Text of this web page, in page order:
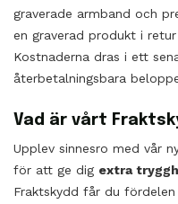
graverade armband och
en graverad produkt i
Kostnaderna dras i ett
återbetalningsbara
Vad är vårt
Upplev sinnesro med vår
för att ge dig extra
Fraktskydd får du fördelen